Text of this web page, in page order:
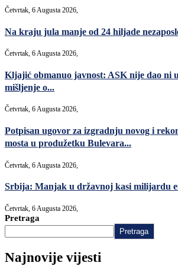
Četvrtak, 6 Augusta 2026,
Na kraju jula manje od 24 hiljade
Četvrtak, 6 Augusta 2026,
Kljajić obmanuo javnost: ASK nije dao ni
mišljenje o...
Četvrtak, 6 Augusta 2026,
Potpisan ugovor za izgradnju novog i
mosta u produžetku Bulevara...
Četvrtak, 6 Augusta 2026,
Srbija: Manjak u državnoj kasi milijardu
Četvrtak, 6 Augusta 2026,
Pretraga
Pretraga
Najnovije vijesti